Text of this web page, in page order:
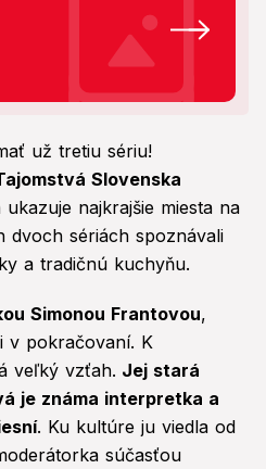
už tretiu sériu!
Slovenska
ukazuje najkrajšie miesta na
dvoch sériách spoznávali
a tradičnú kuchyňu.
Simonou Frantovou,
v pokračovaní. K
veľký vzťah. Jej stará
je známa interpretka a
. Ku kultúre ju viedla od
súčasťou